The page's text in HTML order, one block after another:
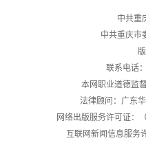
中共重
中共重庆市
联系电话
本网职业道德监
法律顾问：广东
网络出版服务许可证：
互联网新闻信息服务